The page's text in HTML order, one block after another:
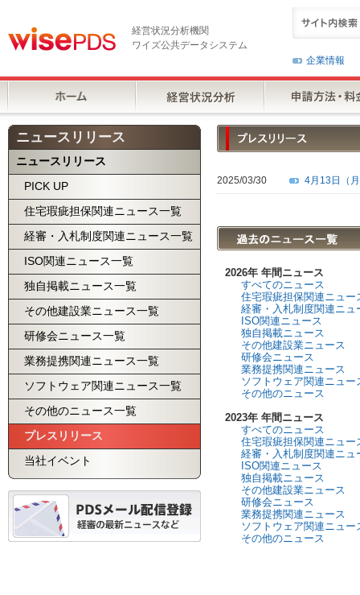
経営状況分析機関
ワイズ公共データシステム
企業情報
2025/03/30 4月13日（
2026年 年間ニュース
すべてのニュース
住宅瑕疵担保関連ニュー
経審・入札制度関連ニュ
ISO関連ニュース
独自掲載ニュース
その他建設業ニュース
研修会ニュース
業務提携関連ニュース
ソフトウェア関連ニュー
その他のニュース
2023年 年間ニュース
すべてのニュース
住宅瑕疵担保関連ニュー
経審・入札制度関連ニュ
ISO関連ニュース
独自掲載ニュース
その他建設業ニュース
研修会ニュース
業務提携関連ニュース
ソフトウェア関連ニュー
その他のニュース
ニュースリリース
ニュースリリース
PICK UP
住宅瑕疵担保関連ニュース一覧
経審・入札制度関連ニュース一覧
ISO関連ニュース一覧
独自掲載ニュース一覧
その他建設業ニュース一覧
研修会ニュース一覧
業務提携関連ニュース一覧
ソフトウェア関連ニュース一覧
その他のニュース一覧
プレスリリース
当社イベント